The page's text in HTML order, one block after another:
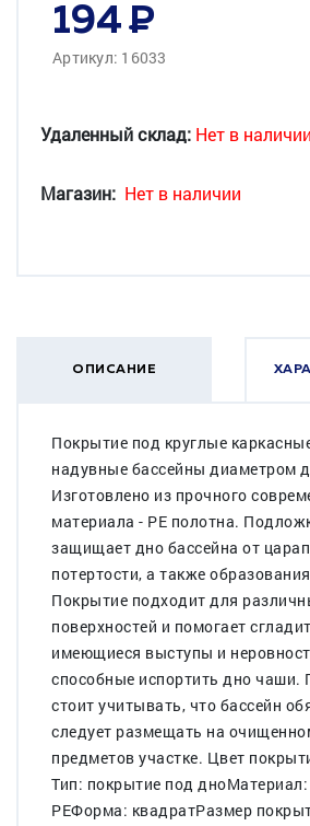
194
Артикул: 16033
Удаленный склад: Нет в наличии
Магазин: Нет в наличии
ОПИСАНИЕ
Покрытие под круглые
надувные бассейны диаметром
Изготовлено из прочного
материала - PE полотна.
защищает дно бассейна от
потертости, а также
Покрытие подходит для
поверхностей и помогает
имеющиеся выступы и
способные испортить дно чаши.
стоит учитывать, что бассейн
следует размещать на
предметов участке. Цвет
Тип: покрытие под
PEФорма: квадратРазмер